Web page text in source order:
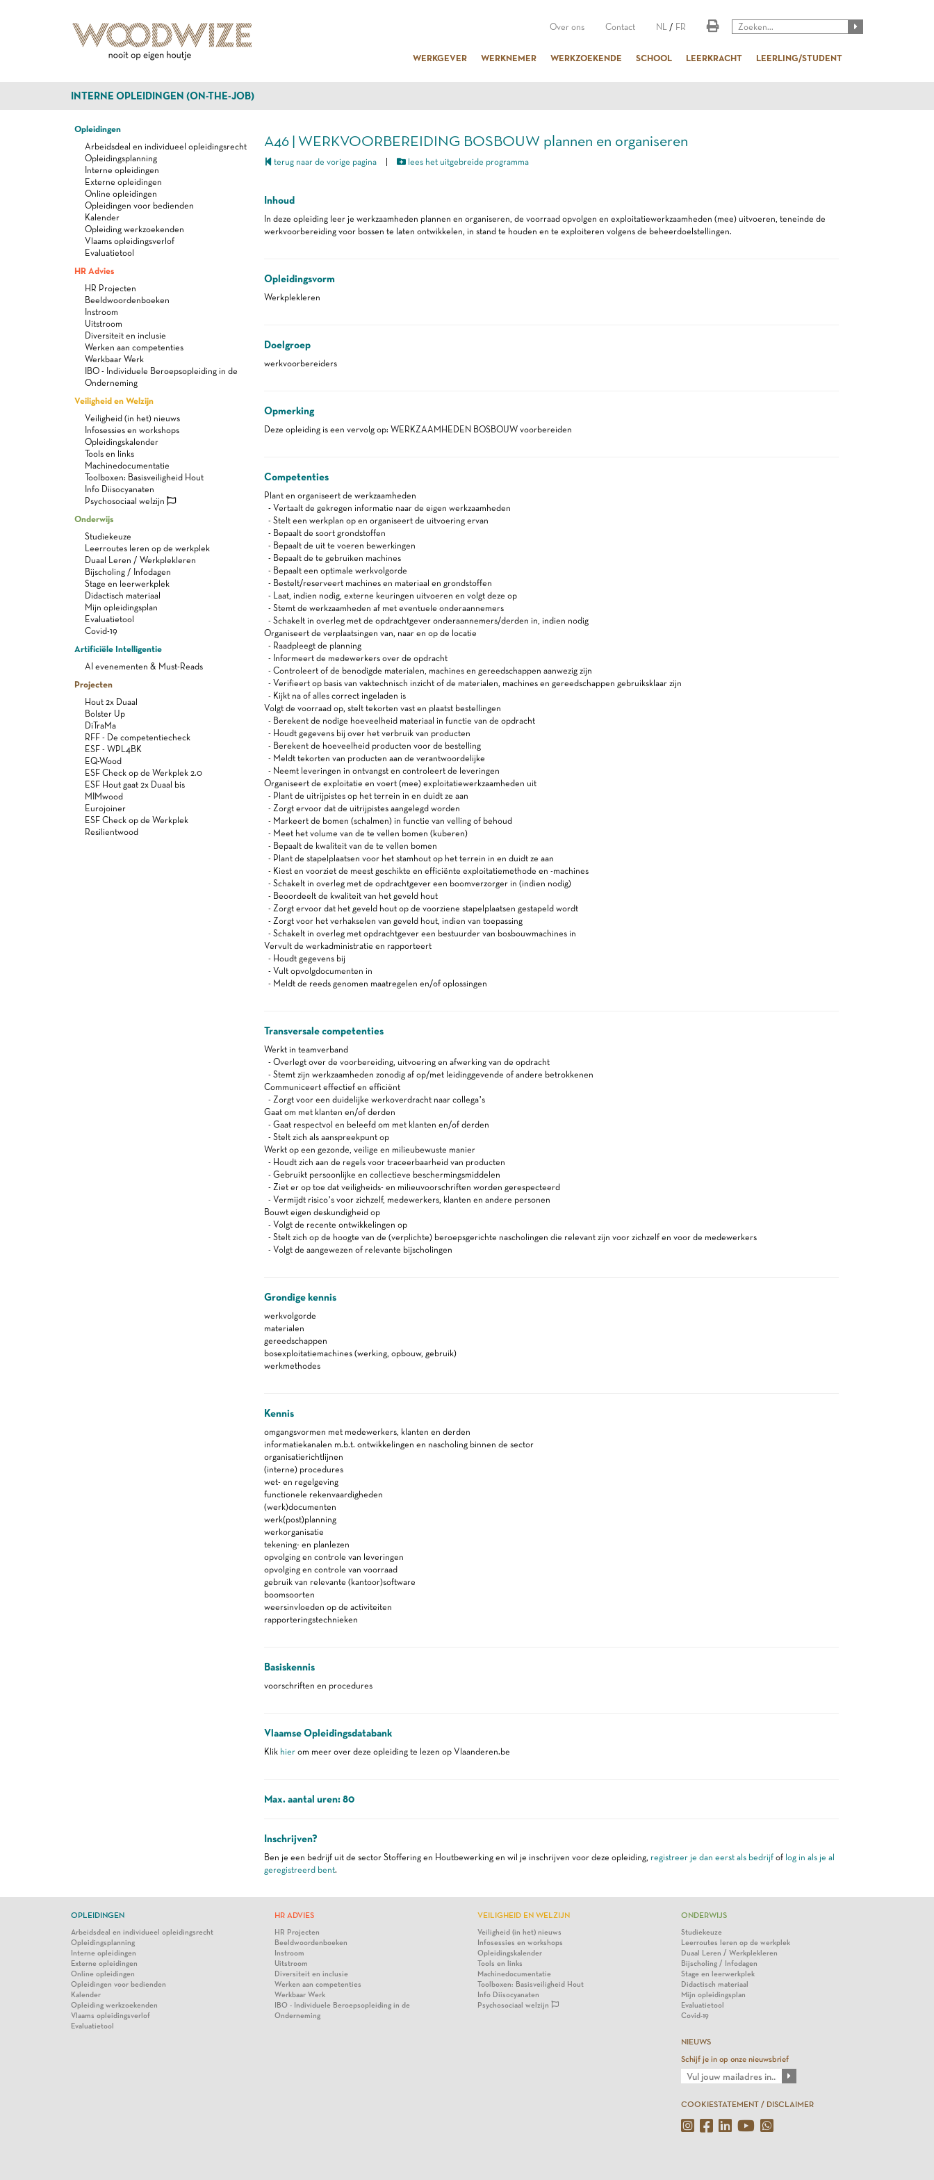
Over ons Contact NL / FR
WERKGEVER WERKNEMER WERKZOEKENDE SCHOOL LEERKRACHT LEERLING/STUDENT
INTERNE OPLEIDINGEN (ON-THE-JOB)
Opleidingen
Arbeidsdeal en individueel opleidingsrecht
Opleidingsplanning
Interne opleidingen
Externe opleidingen
Online opleidingen
Opleidingen voor bedienden
Kalender
Opleiding werkzoekenden
Vlaams opleidingsverlof
Evaluatietool
HR Advies
HR Projecten
Beeldwoordenboeken
Instroom
Uitstroom
Diversiteit en inclusie
Werken aan competenties
Werkbaar Werk
IBO - Individuele Beroepsopleiding in de
Onderneming
Veiligheid en Welzijn
Veiligheid (in het) nieuws
Infosessies en workshops
Opleidingskalender
Tools en links
Machinedocumentatie
Toolboxen: Basisveiligheid Hout
Info Diisocyanaten
Psychosociaal welzijn
Onderwijs
Studiekeuze
Leerroutes leren op de werkplek
Duaal Leren / Werkplekleren
Bijscholing / Infodagen
Stage en leerwerkplek
Didactisch materiaal
Mijn opleidingsplan
Evaluatietool
Covid-19
Artificiële Intelligentie
AI evenementen & Must-Reads
Projecten
Hout 2x Duaal
Bolster Up
DiTraMa
RFF - De competentiecheck
ESF - WPL4BK
EQ-Wood
ESF Check op de Werkplek 2.0
ESF Hout gaat 2x Duaal bis
MIMwood
Eurojoiner
ESF Check op de Werkplek
Resilientwood
A46 | WERKVOORBEREIDING BOSBOUW plannen en organiseren
terug naar de vorige pagina| lees het uitgebreide programma
Inhoud
In deze opleiding leer je werkzaamheden plannen en organiseren, de voorraad opvolgen en exploitatiewerkzaamheden (mee) uitvoeren, teneinde de
werkvoorbereiding voor bossen te laten ontwikkelen, in stand te houden en te exploiteren volgens de beheerdoelstellingen.
Opleidingsvorm
Werkplekleren
Doelgroep
werkvoorbereiders
Opmerking
Deze opleiding is een vervolg op: WERKZAAMHEDEN BOSBOUW voorbereiden
Competenties
Plant en organiseert de werkzaamheden
- Vertaalt de gekregen informatie naar de eigen werkzaamheden
- Stelt een werkplan op en organiseert de uitvoering ervan
- Bepaalt de soort grondstoffen
- Bepaalt de uit te voeren bewerkingen
- Bepaalt de te gebruiken machines
- Bepaalt een optimale werkvolgorde
- Bestelt/reserveert machines en materiaal en grondstoffen
- Laat, indien nodig, externe keuringen uitvoeren en volgt deze op
- Stemt de werkzaamheden af met eventuele onderaannemers
- Schakelt in overleg met de opdrachtgever onderaannemers/derden in, indien nodig
Organiseert de verplaatsingen van, naar en op de locatie
- Raadpleegt de planning
- Informeert de medewerkers over de opdracht
- Controleert of de benodigde materialen, machines en gereedschappen aanwezig zijn
- Verifieert op basis van vaktechnisch inzicht of de materialen, machines en gereedschappen gebruiksklaar zijn
- Kijkt na of alles correct ingeladen is
Volgt de voorraad op, stelt tekorten vast en plaatst bestellingen
- Berekent de nodige hoeveelheid materiaal in functie van de opdracht
- Houdt gegevens bij over het verbruik van producten
- Berekent de hoeveelheid producten voor de bestelling
- Meldt tekorten van producten aan de verantwoordelijke
- Neemt leveringen in ontvangst en controleert de leveringen
Organiseert de exploitatie en voert (mee) exploitatiewerkzaamheden uit
- Plant de uitrijpistes op het terrein in en duidt ze aan
- Zorgt ervoor dat de uitrijpistes aangelegd worden
- Markeert de bomen (schalmen) in functie van velling of behoud
- Meet het volume van de te vellen bomen (kuberen)
- Bepaalt de kwaliteit van de te vellen bomen
- Plant de stapelplaatsen voor het stamhout op het terrein in en duidt ze aan
- Kiest en voorziet de meest geschikte en efficiënte exploitatiemethode en -machines
- Schakelt in overleg met de opdrachtgever een boomverzorger in (indien nodig)
- Beoordeelt de kwaliteit van het geveld hout
- Zorgt ervoor dat het geveld hout op de voorziene stapelplaatsen gestapeld wordt
- Zorgt voor het verhakselen van geveld hout, indien van toepassing
- Schakelt in overleg met opdrachtgever een bestuurder van bosbouwmachines in
Vervult de werkadministratie en rapporteert
- Houdt gegevens bij
- Vult opvolgdocumenten in
- Meldt de reeds genomen maatregelen en/of oplossingen
Transversale competenties
Werkt in teamverband
- Overlegt over de voorbereiding, uitvoering en afwerking van de opdracht
- Stemt zijn werkzaamheden zonodig af op/met leidinggevende of andere betrokkenen
Communiceert effectief en efficiënt
- Zorgt voor een duidelijke werkoverdracht naar collega’s
Gaat om met klanten en/of derden
- Gaat respectvol en beleefd om met klanten en/of derden
- Stelt zich als aanspreekpunt op
Werkt op een gezonde, veilige en milieubewuste manier
- Houdt zich aan de regels voor traceerbaarheid van producten
- Gebruikt persoonlijke en collectieve beschermingsmiddelen
- Ziet er op toe dat veiligheids- en milieuvoorschriften worden gerespecteerd
- Vermijdt risico’s voor zichzelf, medewerkers, klanten en andere personen
Bouwt eigen deskundigheid op
- Volgt de recente ontwikkelingen op
- Stelt zich op de hoogte van de (verplichte) beroepsgerichte nascholingen die relevant zijn voor zichzelf en voor de medewerkers
- Volgt de aangewezen of relevante bijscholingen
Grondige kennis
werkvolgorde
materialen
gereedschappen
bosexploitatiemachines (werking, opbouw, gebruik)
werkmethodes
Kennis
omgangsvormen met medewerkers, klanten en derden
informatiekanalen m.b.t. ontwikkelingen en nascholing binnen de sector
organisatierichtlijnen
(interne) procedures
wet- en regelgeving
functionele rekenvaardigheden
(werk)documenten
werk(post)planning
werkorganisatie
tekening- en planlezen
opvolging en controle van leveringen
opvolging en controle van voorraad
gebruik van relevante (kantoor)software
boomsoorten
weersinvloeden op de activiteiten
rapporteringstechnieken
Basiskennis
voorschriften en procedures
Vlaamse Opleidingsdatabank
Klik hierom meer over deze opleiding te lezen op Vlaanderen.be
Max. aantal uren: 80
Inschrijven?
Ben je een bedrijf uit de sector Stoffering en Houtbewerking en wil je inschrijven voor deze opleiding, registreer je dan eerst als bedrijfof log in als je al
geregistreerd bent.
OPLEIDINGEN
Arbeidsdeal en individueel opleidingsrecht
Opleidingsplanning
Interne opleidingen
Externe opleidingen
Online opleidingen
Opleidingen voor bedienden
Kalender
Opleiding werkzoekenden
Vlaams opleidingsverlof
Evaluatietool
HR ADVIES
HR Projecten
Beeldwoordenboeken
Instroom
Uitstroom
Diversiteit en inclusie
Werken aan competenties
Werkbaar Werk
IBO - Individuele Beroepsopleiding in de
Onderneming
VEILIGHEID EN WELZIJN
Veiligheid (in het) nieuws
Infosessies en workshops
Opleidingskalender
Tools en links
Machinedocumentatie
Toolboxen: Basisveiligheid Hout
Info Diisocyanaten
Psychosociaal welzijn
ONDERWIJS
Studiekeuze
Leerroutes leren op de werkplek
Duaal Leren / Werkplekleren
Bijscholing / Infodagen
Stage en leerwerkplek
Didactisch materiaal
Mijn opleidingsplan
Evaluatietool
Covid-19
NIEUWS
Schijf je in op onze nieuwsbrief
COOKIESTATEMENT / DISCLAIMER